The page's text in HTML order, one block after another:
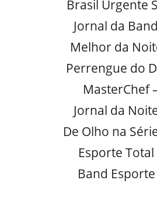
Brasil Urgente
Jornal da
Melhor da
Perrengue do
MasterChef
Jornal da
De Olho na
Esporte Total
Band Esporte